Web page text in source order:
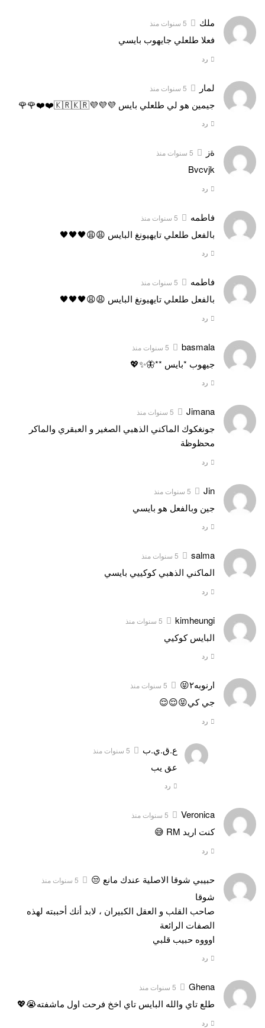
ملك 5 سنوات منذ
فعلا طلعلي جايهوب بايسي
رد
لمار 5 سنوات منذ
جيمين هو لي طلعلي بايس 💜💜💜🇰🇷🇰🇷❤️❤️🌹🌹
رد
ةز 5 سنوات منذ
Bvcvjk
رد
فاطمه 5 سنوات منذ
بالفعل طلعلي تايهيونغ البايس 😩😩🖤🖤🖤
رد
فاطمه 5 سنوات منذ
بالفعل طلعلي تايهيونغ البايس 😩😩🖤🖤🖤
رد
basmala 5 سنوات منذ
جيهوب *بايس **🦋✨💖
رد
Jimana 5 سنوات منذ
جونغكوك الماكني الذهبي الصغير و العبقري والماكر
محظوظة
رد
Jin 5 سنوات منذ
جين وبالفعل هو بايسي
رد
salma 5 سنوات منذ
الماكني الذهبي كوكييي بايسي
رد
kimheungi 5 سنوات منذ
البايس كوكيي
رد
ارنوبه٢😝 5 سنوات منذ
جي كي😝😌😌
رد
ع.ق.ي.ب 5 سنوات منذ
عق يب
رد
Veronica 5 سنوات منذ
كنت اريد RM 😅
رد
حبيبي شوقا الاصلية عندك مانع 😒 5 سنوات منذ
شوقا
صاحب القلب و العقل الكبيران ، لابد أنك أحببته لهذه
الصفات الرائعة
اوووه حبيب قلبي
رد
Ghena 5 سنوات منذ
طلع تاي والله البايس تاي اخخ فرحت اول ماشفته😭💖
رد